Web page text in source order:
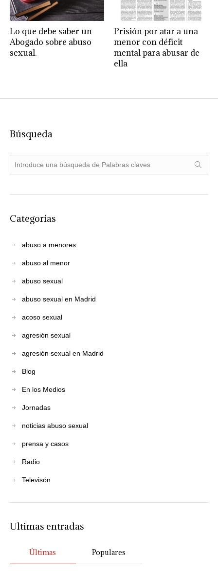
Lo que debe saber un
Abogado sobre abuso
sexual.
Prisión por atar a una
menor con déficit
mental para abusar de
ella
Búsqueda
Categorías
abuso a menores
abuso al menor
abuso sexual
abuso sexual en Madrid
acoso sexual
agresión sexual
agresión sexual en Madrid
Blog
En los Medios
Jornadas
noticias abuso sexual
prensa y casos
Radio
Televisón
Ultimas entradas
Últimas Populares